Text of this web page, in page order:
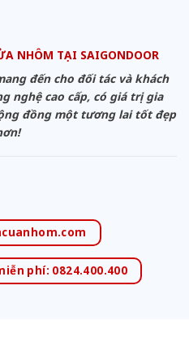
NHÔM TẠI SAIGONDOOR
đến cho đối tác và khách
nghệ cao cấp, có giá trị gia
đồng một tương lai tốt đẹp
phí: 0824.400.400